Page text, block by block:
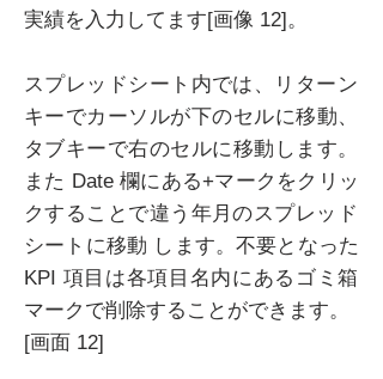
実績を入力してます[画像 12]。
スプレッドシート内では、リターン
キーでカーソルが下のセルに移動、
タブキーで右のセルに移動します。
また Date 欄にある+マークをクリッ
クすることで違う年月のスプレッド
シートに移動 します。不要となった
KPI 項目は各項目名内にあるゴミ箱
マークで削除することができます。
[画面 12]